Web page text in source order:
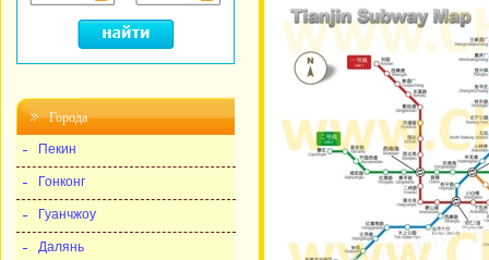
Города
Пекин
Гонконг
Гуанчжоу
Далянь